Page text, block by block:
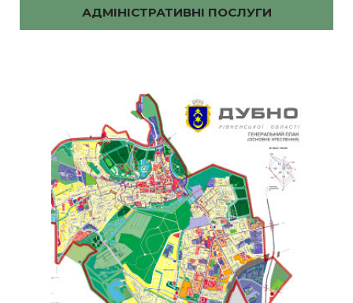
АДМІНІСТРАТИВНІ ПОСЛУГИ